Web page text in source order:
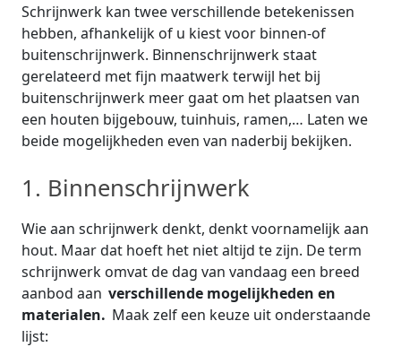
Schrijnwerk kan twee verschillende betekenissen
hebben, afhankelijk of u kiest voor binnen-of
buitenschrijnwerk. Binnenschrijnwerk staat
gerelateerd met fijn maatwerk terwijl het bij
buitenschrijnwerk meer gaat om het plaatsen van
een houten bijgebouw, tuinhuis, ramen,… Laten we
beide mogelijkheden even van naderbij bekijken.
1. Binnenschrijnwerk
Wie aan schrijnwerk denkt, denkt voornamelijk aan
hout. Maar dat hoeft het niet altijd te zijn. De term
schrijnwerk omvat de dag van vandaag een breed
aanbod aan verschillende mogelijkheden en
materialen. Maak zelf een keuze uit onderstaande
lijst: